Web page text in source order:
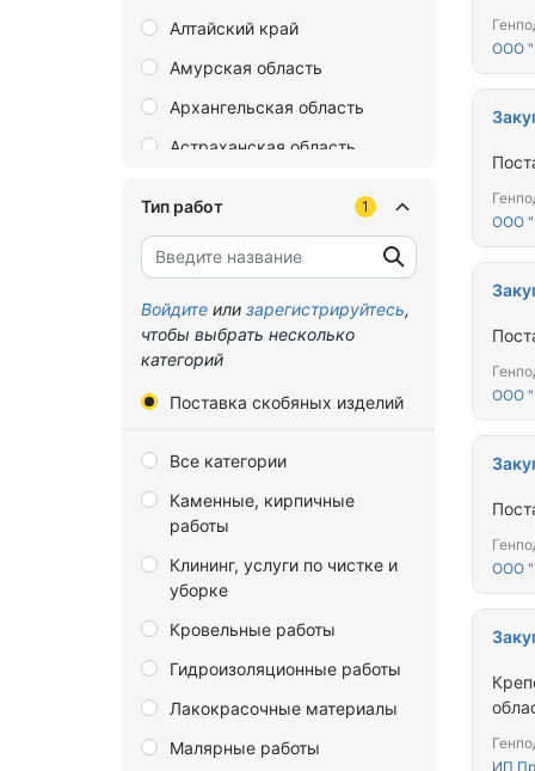
Алтайский край
Амурская область
Архангельская область
Астраханская область
Брянская область
Владимирская область
Волгоградская область
Донецкая Народная
Еврейская автономная
Забайкальский край
Запорожская область
Ивановская область
Иркутская область
Калининградская область
Тип работ 1
Войдите или зарегистрируйтесь,
чтобы выбрать несколько
категорий
Поставка скобяных изделий
Все категории
Каменные, кирпичные
работы
Клининг, услуги по чистке и
уборке
Кровельные работы
Гидроизоляционные работы
Лакокрасочные материалы
Малярные работы
ООО
ООО
ООО
ООО
ИП